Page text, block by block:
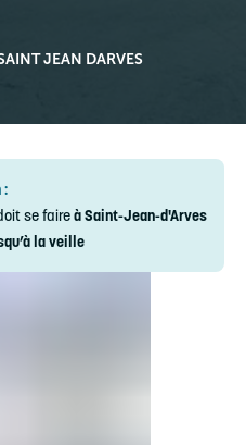
JEAN DARVES
:
se faireà Saint-Jean-d'Arves
la veille